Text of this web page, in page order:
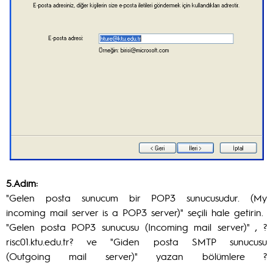
5.Adım:
"Gelen posta sunucum bir POP3 sunucusudur. (My
incoming mail server is a POP3 server)" seçili hale getirin.
"Gelen posta POP3 sunucusu (Incoming mail server)" , ?
risc01.ktu.edu.tr? ve "Giden posta SMTP sunucusu
(Outgoing mail server)" yazan bölümlere ?